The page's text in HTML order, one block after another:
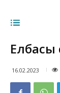
Елбасы
16.02.2023